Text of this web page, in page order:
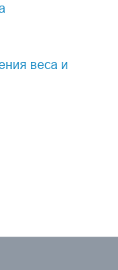
веса и